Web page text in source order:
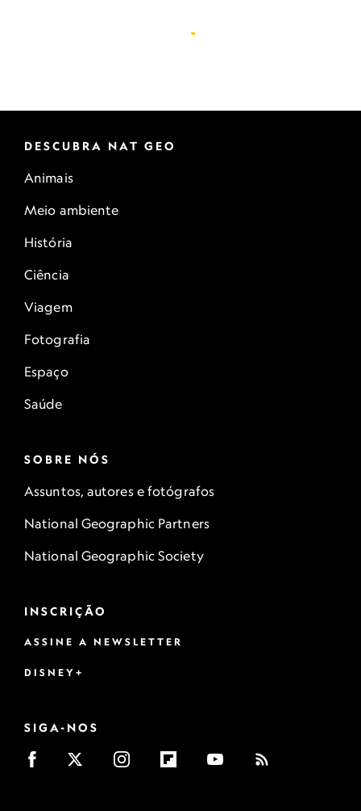
DESCUBRA NAT GEO
Animais
Meio ambiente
História
Ciência
Viagem
Fotografia
Espaço
Saúde
SOBRE NÓS
Assuntos, autores e fotógrafos
National Geographic Partners
National Geographic Society
INSCRIÇÃO
ASSINE A NEWSLETTER
DISNEY+
SIGA-NOS